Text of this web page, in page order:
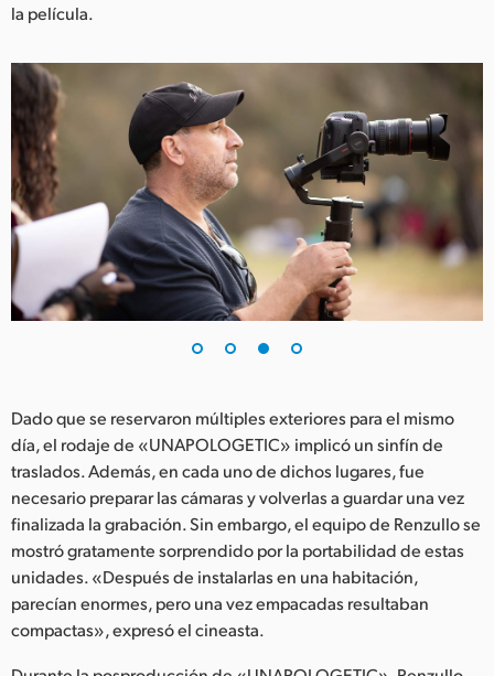
la película.
Dado que se reservaron múltiples exteriores para el mismo
día, el rodaje de «UNAPOLOGETIC» implicó un sinfín de
traslados. Además, en cada uno de dichos lugares, fue
necesario preparar las cámaras y volverlas a guardar una vez
finalizada la grabación. Sin embargo, el equipo de Renzullo se
mostró gratamente sorprendido por la portabilidad de estas
unidades. «Después de instalarlas en una habitación,
parecían enormes, pero una vez empacadas resultaban
compactas», expresó el cineasta.